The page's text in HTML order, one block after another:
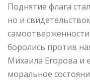
Поднятие флага
но и
боролись против
Михаила Егорова и
моральное